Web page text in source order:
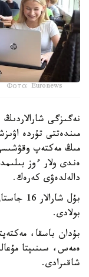
Фото: Euronews
نەگىزگى
مىڭ مەكتەپ
ەندى ولار ءوز
دالەلدەۋى كەرەك.
بۇل
بولادى.
بۇدان باسقا،
ەمەس، سىنىپتا
شاقىرادى.